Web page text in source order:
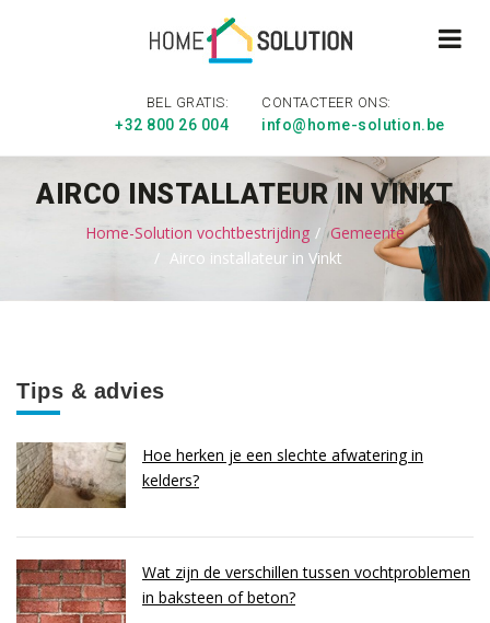
BEL GRATIS:
+32 800 26 004
CONTACTEER ONS:
info@home-solution.be
AIRCO INSTALLATEUR IN VINKT
Home-Solution vochtbestrijding
Gemeente
Airco installateur in Vinkt
Tips & advies
Hoe herken je een slechte afwatering in
kelders?
Wat zijn de verschillen tussen vochtproblemen
in baksteen of beton?